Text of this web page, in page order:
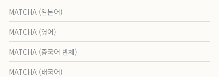
MATCHA (일본어)
MATCHA (영어)
MATCHA (중국어 번체)
MATCHA (태국어)